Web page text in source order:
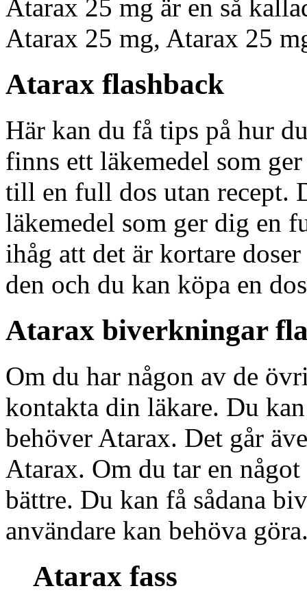
Atarax 25 mg är en så
Atarax 25 mg, Atarax 25
Atarax flashback
Här kan du få tips på hur
finns ett läkemedel som
till en full dos utan recept.
läkemedel som ger dig en
ihåg att det är kortare
den och du kan köpa en
Atarax biverkningar
Om du har någon av de
kontakta din läkare. Du
behöver Atarax. Det går
Atarax. Om du tar en
bättre. Du kan få sådana
användare kan behöva
Atarax fass